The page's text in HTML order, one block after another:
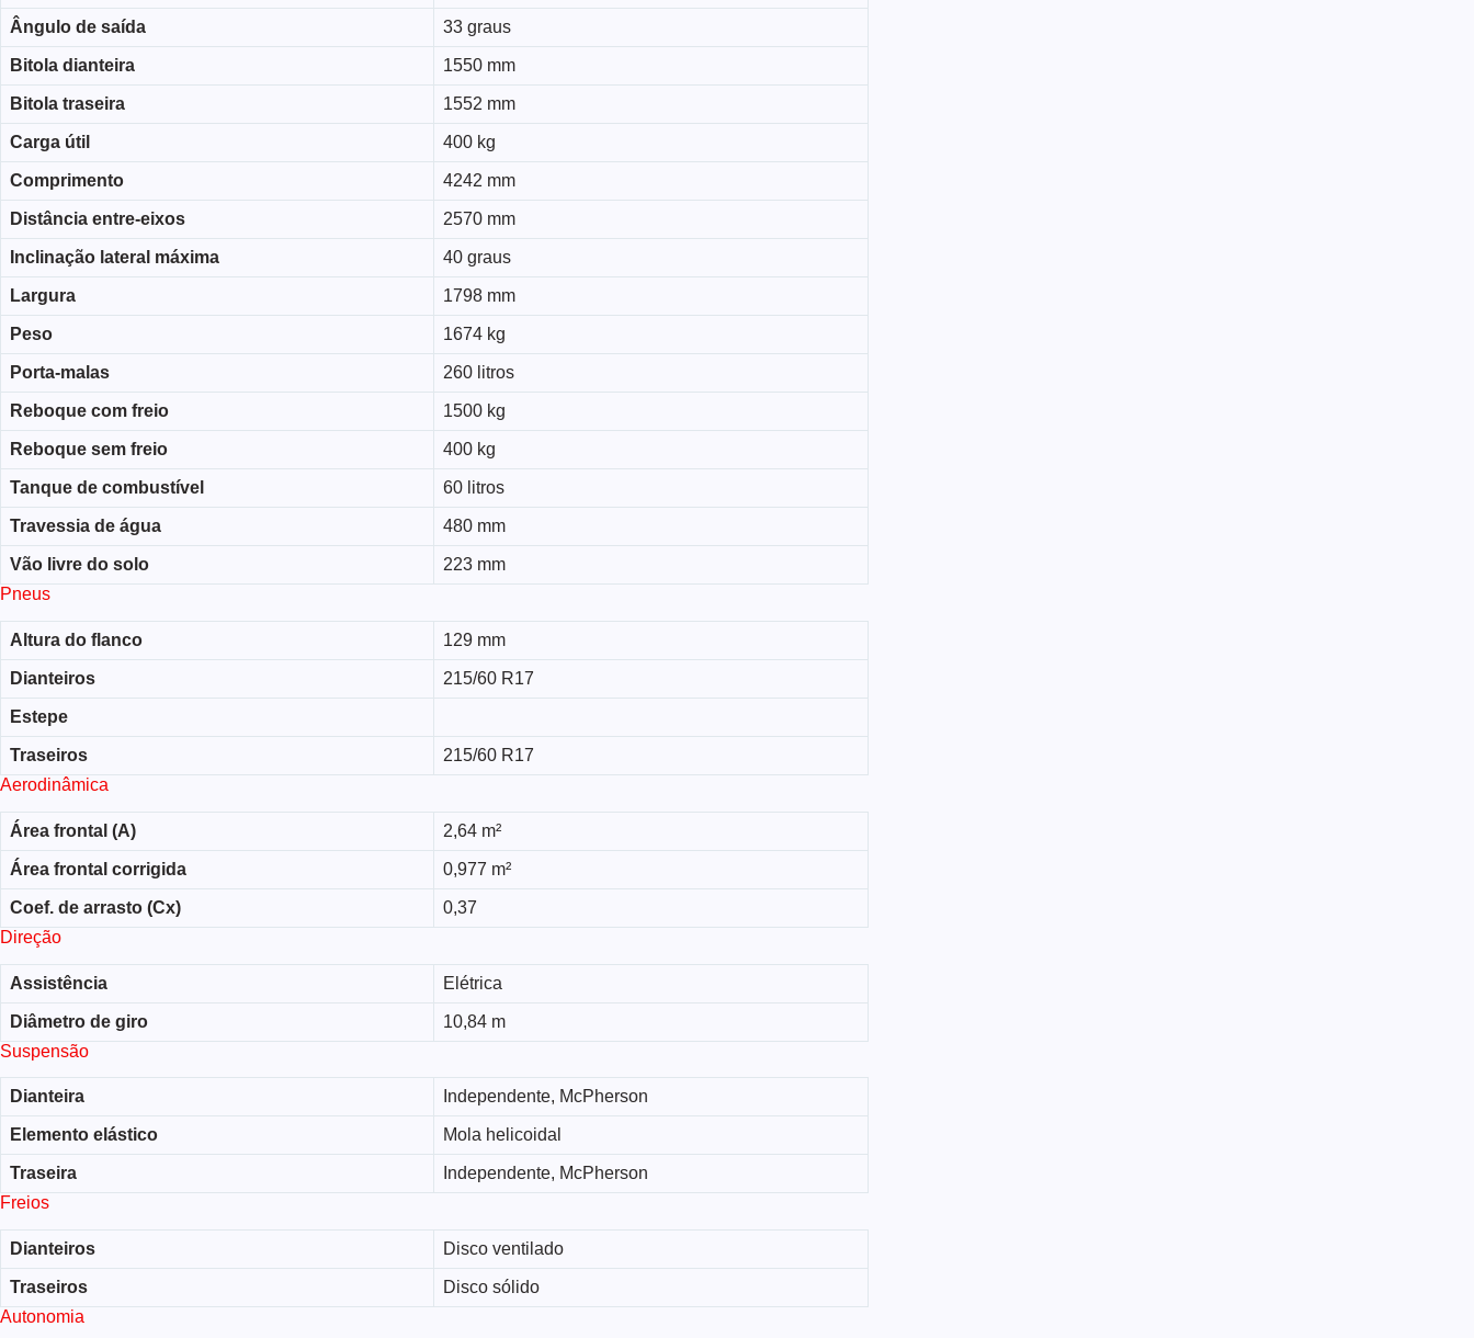
Ângulo de saída 33 graus
Bitola dianteira 1550 mm
Bitola traseira 1552 mm
Carga útil 400 kg
Comprimento 4242 mm
Distância entre-eixos 2570 mm
Inclinação lateral máxima 40 graus
Largura 1798 mm
Peso 1674 kg
Porta-malas 260 litros
Reboque com freio 1500 kg
Reboque sem freio 400 kg
Tanque de combustível 60 litros
Travessia de água 480 mm
Vão livre do solo
223 mm
Pneus
Altura do flanco 129 mm
Dianteiros 215/60 R17
Estepe
Traseiros
215/60 R17
Aerodinâmica
Área frontal (A) 2,64 m²
Área frontal corrigida 0,977 m²
Coef. de arrasto (Cx)
0,37
Direção
Assistência Elétrica
Diâmetro de giro
10,84 m
Suspensão
Dianteira Independente, McPherson
Elemento elástico Mola helicoidal
Traseira
Independente, McPherson
Freios
Dianteiros Disco ventilado
Traseiros
Disco sólido
Autonomia